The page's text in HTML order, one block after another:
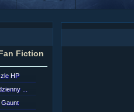
Fiction
HP
...